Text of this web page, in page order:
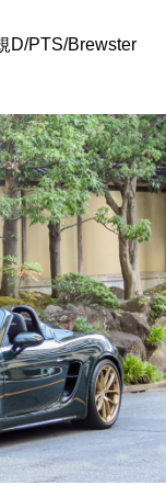
D/PTS/Brewster